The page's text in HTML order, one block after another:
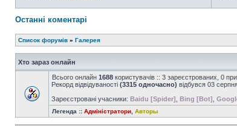
Останні коментарі
Список форумів » Галерея
Хто зараз онлайн
Всього онлайн 1688 користувачів :: 3 зареєстрованих, 0
Рекорд відвідуваності (3315 одночасно) відбувся 03
Зареєстровані учасники: Baidu [Spider] Bing [Bot]
Легенда :: Адміністратори Авторы